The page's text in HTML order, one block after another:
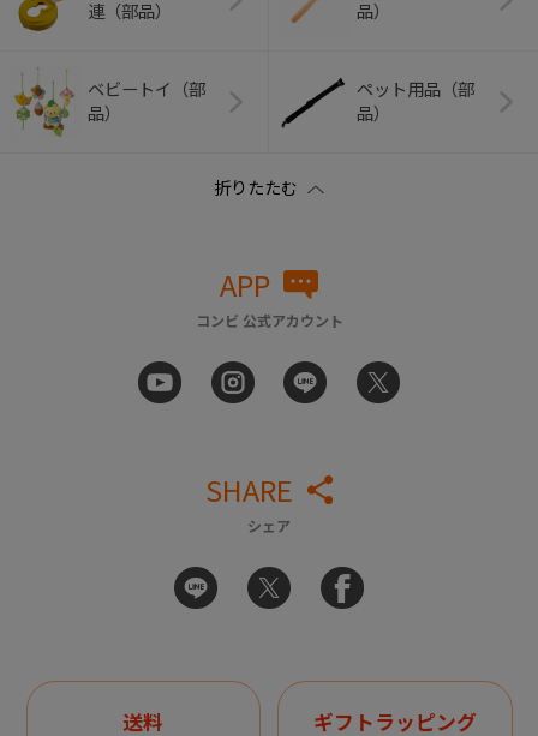
連（部品）
品）
ベビートイ（部
品）
ペット用品（部
品）
APP
コンビ 公式アカウント
SHARE
シェア
送料 ギフトラッピング